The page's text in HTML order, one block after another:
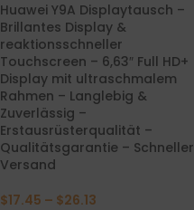
Huawei Y9A Displaytausch –
Brillantes Display &
reaktionsschneller
Touchscreen – 6,63″ Full HD+
Display mit ultraschmalem
Rahmen – Langlebig &
Zuverlässig –
Erstausrüsterqualität –
Qualitätsgarantie – Schneller
Versand
$17.45 – $26.13